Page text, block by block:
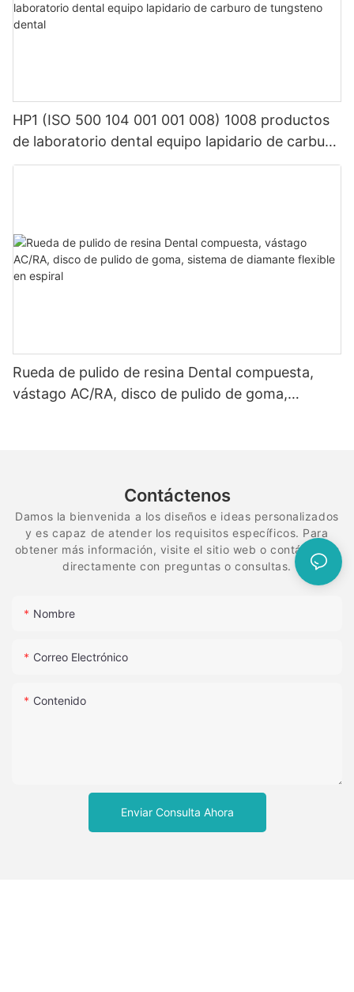
HP1 (ISO 500 104 001 001 008) 1008 productos
de laboratorio dental equipo lapidario de carburo
de tungsteno dental
Rueda de pulido de resina Dental compuesta,
vástago AC/RA, disco de pulido de goma,
Contáctenos
Damos la bienvenida a los diseños e ideas personalizados
y es capaz de atender los requisitos específicos. Para
obtener más información, visite el sitio web o contáctenos
directamente con preguntas o consultas.
Nombre
Correo Electrónico
Contenido
Enviar Consulta Ahora